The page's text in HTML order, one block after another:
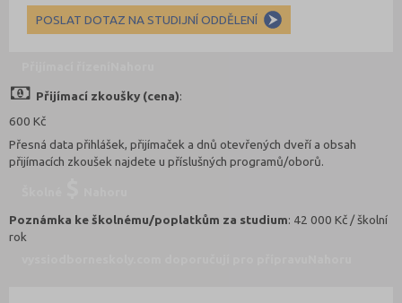
POSLAT DOTAZ NA STUDIJNÍ ODDĚLENÍ
Přijímací zkoušky (cena):
600 Kč
Přesná data přihlášek, přijímaček a dnů otevřených dveří a obsah
přijímacích zkoušek najdete u příslušných programů/oborů.
Poznámka ke školnému/poplatkům za studium: 42 000 Kč / školní
rok